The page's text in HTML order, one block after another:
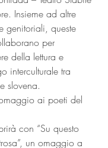
Insieme ad altre
genitoriali, queste
per
della lettura e
interculturale tra
slovena.
ai poeti del
con “Su questo
un omaggio a